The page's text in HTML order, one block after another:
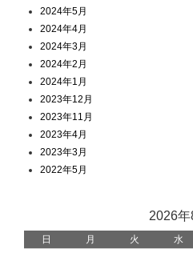
2024年5月
2024年4月
2024年3月
2024年2月
2024年1月
2023年12月
2023年11月
2023年4月
2023年3月
2022年5月
2026年
日 月 火 水